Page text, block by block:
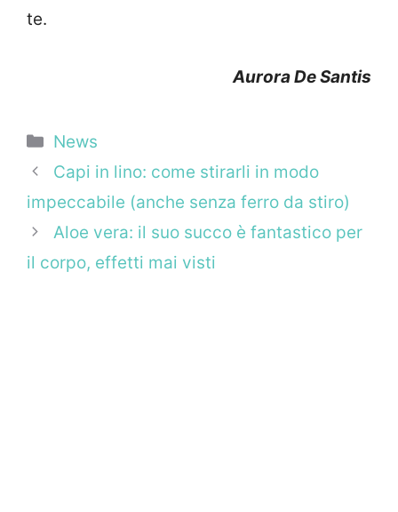
te.
Aurora De Santis
Categorie
News
Capi in lino: come stirarli in modo
impeccabile (anche senza ferro da stiro)
Aloe vera: il suo succo è fantastico per
il corpo, effetti mai visti